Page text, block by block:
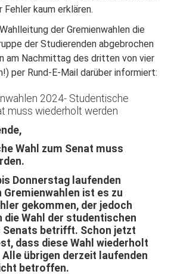
kaum erklären.
der Gremienwahlen die
der Studierenden abgebrochen
am Nachmittag des dritten von vier
per Rund-E-Mail darüber informiert:
2024- Studentische
muss wiederholt werden
Wahl zum Senat muss
Donnerstag laufenden
ist es zu
gekommen, der jedoch
Wahl der studentischen
Senats betrifft. Schon jetzt
dass diese Wahl wiederholt
übrigen derzeit laufenden
betroffen.